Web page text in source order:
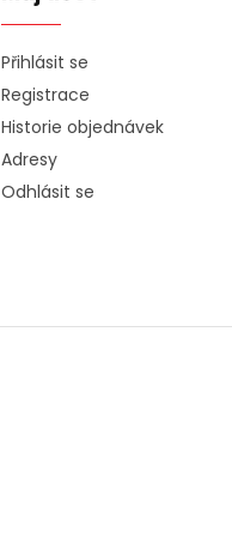
Přihlásit se
Registrace
Historie objednávek
Adresy
Odhlásit se